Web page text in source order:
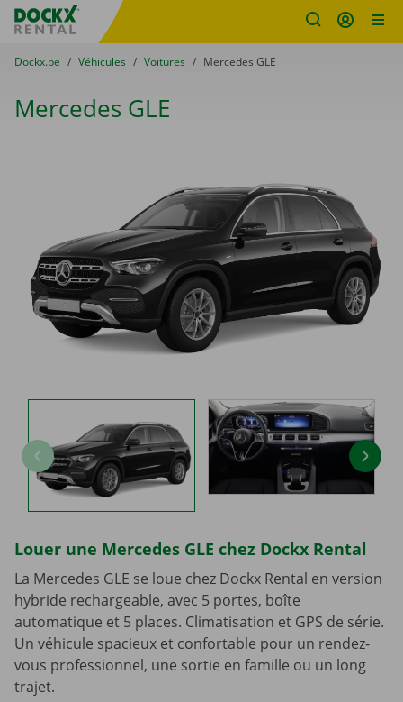
sitename
You are here:
du
Dockx.be to
Véhicules to
Voitures to
Mercedes GLE
Mercedes GLE
Louer une Mercedes GLE chez Dockx Rental
La Mercedes GLE se loue chez Dockx Rental en version
hybride rechargeable, avec 5 portes, boîte
automatique et 5 places. Climatisation et GPS de série.
Un véhicule spacieux et confortable pour un rendez-
vous professionnel, une sortie en famille ou un long
trajet.